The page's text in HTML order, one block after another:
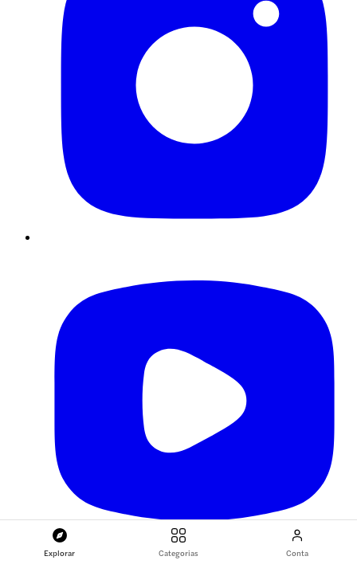
Explorar Categorias Conta